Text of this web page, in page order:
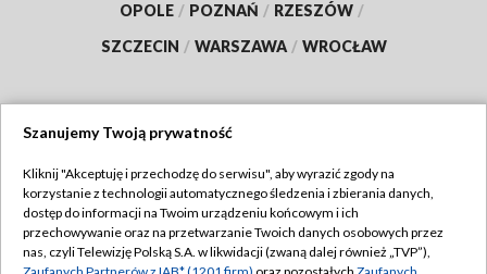
OPOLE / POZNAŃ / RZESZÓW /
SZCZECIN / WARSZAWA / WROCŁAW
TVP
Abonament TVP
Emisja w TVP
Regulamin TVP
Szanujemy Twoją prywatność
Kliknij "Akceptuję i przechodzę do serwisu", aby wyrazić zgody na
korzystanie z technologii automatycznego śledzenia i zbierania danych,
dostęp do informacji na Twoim urządzeniu końcowym i ich
przechowywanie oraz na przetwarzanie Twoich danych osobowych przez
nas, czyli Telewizję Polską S.A. w likwidacji (zwaną dalej również „TVP”),